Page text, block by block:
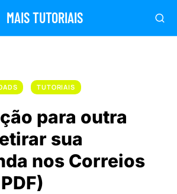
MAIS TUTORIAIS
TUTORIAIS
para outra
sua
nos Correios